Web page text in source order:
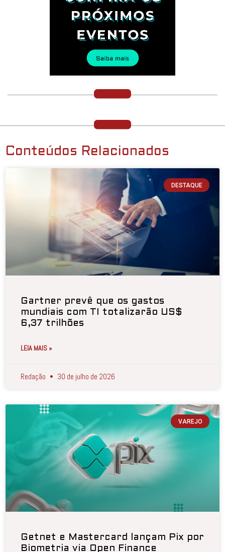
Conteúdos Relacionados
DESTAQUE
Gartner prevê que os gastos
mundiais com TI totalizarão US$
6,37 trilhões
LEIA MAIS »
Redação 30 de julho de 2026
VAREJO
Getnet e Mastercard lançam Pix por
Biometria via Open Finance